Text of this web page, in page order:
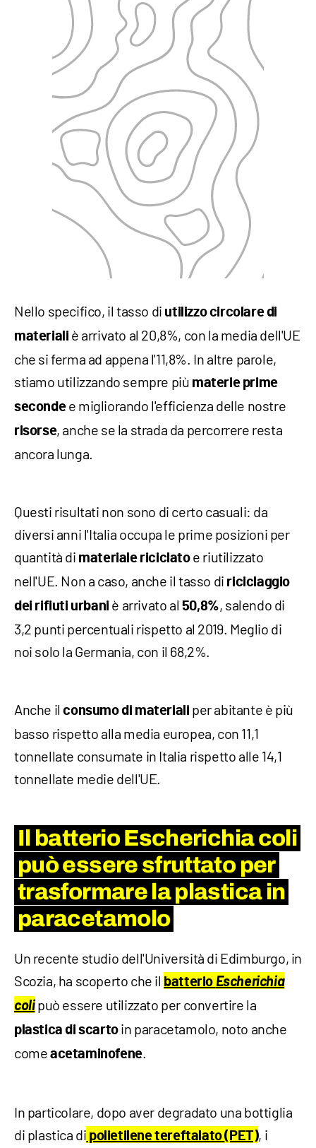
Nello specifico, il tasso di utilizzo circolare di
materiali è arrivato al 20,8%, con la media dell'UE
che si ferma ad appena l'11,8%. In altre parole,
stiamo utilizzando sempre più materie prime
secondee migliorando l'efficienza delle nostre
risorse, anche se la strada da percorrere resta
ancora lunga.
Questi risultati non sono di certo casuali: da
diversi anni l'Italia occupa le prime posizioni per
quantità di materiale riciclatoe riutilizzato
nell'UE. Non a caso, anche il tasso di riciclaggio
dei rifiuti urbani è arrivato al 50,8%, salendo di
3,2 punti percentuali rispetto al 2019. Meglio di
noi solo la Germania, con il 68,2%.
Anche ilconsumo di materiali per abitante è più
basso rispetto alla media europea, con 11,1
tonnellate consumate in Italia rispetto alle 14,1
tonnellate medie dell'UE.
Il batterioEscherichia coli
può essere sfruttato per
trasformare la plastica in
paracetamolo
Un recente studio dell'Università di Edimburgo, in
Scozia, ha scoperto che il batterio Escherichia
colipuò essere utilizzato per convertire la
plastica di scartoin paracetamolo, noto anche
come acetaminofene.
In particolare, dopo aver degradato una bottiglia
di plastica di polietilene tereftalato(PET), i